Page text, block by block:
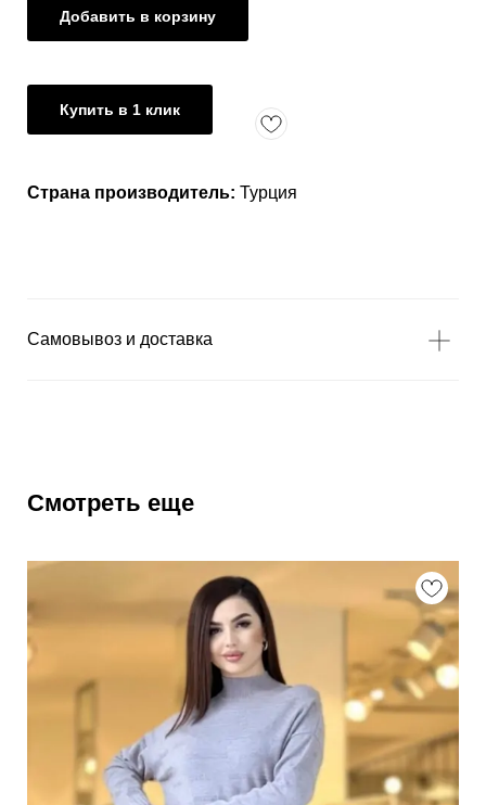
Добавить в корзину
Купить в 1 клик
Страна производитель: Турция
Самовывоз и доставка
Смотреть еще